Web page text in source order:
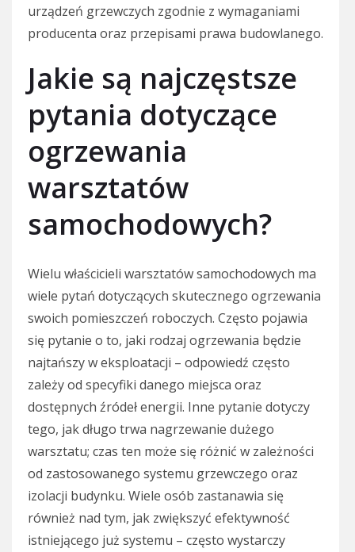
urządzeń grzewczych zgodnie z wymaganiami
producenta oraz przepisami prawa budowlanego.
Jakie są najczęstsze
pytania dotyczące
ogrzewania
warsztatów
samochodowych?
Wielu właścicieli warsztatów samochodowych ma
wiele pytań dotyczących skutecznego ogrzewania
swoich pomieszczeń roboczych. Często pojawia
się pytanie o to, jaki rodzaj ogrzewania będzie
najtańszy w eksploatacji – odpowiedź często
zależy od specyfiki danego miejsca oraz
dostępnych źródeł energii. Inne pytanie dotyczy
tego, jak długo trwa nagrzewanie dużego
warsztatu; czas ten może się różnić w zależności
od zastosowanego systemu grzewczego oraz
izolacji budynku. Wiele osób zastanawia się
również nad tym, jak zwiększyć efektywność
istniejącego już systemu – często wystarczy